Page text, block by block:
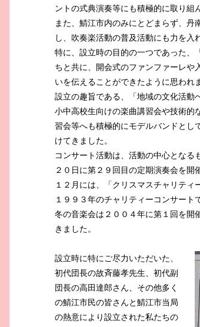
ントの式典演奏等にも積極的に取り組
また、鯖江市内のみにとどまらず、
し、吹奏楽活動の普及活動にも力を入
特に、設立時の目的の一つであった、
ちと共に、開会式のファンファーレや
いを伝えることができたように思われ
設立の趣旨である、「地域の文化活動
小中高校生向けの楽曲講習会や技術的
習会等へも積極的にモデルバンドとし
けてきました。
コンサート活動は、活動の中心となる
２０日に第２９回目の定期演奏会を開
１２月には、「クリスマスチャリティ
１９９３年のチャリティーコンサート
冬の音楽会は２００４年に第１回を開
きました。
設立時に特にご尽力いただいた、
初代団長の故斉藤孝先生、初代副
団長の高田達郎さん、その他多く
の鯖江市民の皆さんと鯖江市当局
の熱意により設立された私たちの